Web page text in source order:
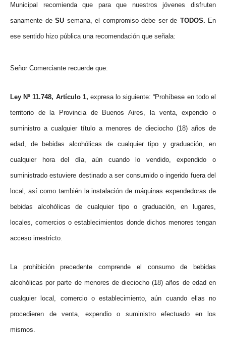
Municipal recomienda que para que nuestros jóvenes disfruten
sanamente de SU semana, el compromiso debe ser de TODOS. En
ese sentido hizo pública una recomendación que señala:
Señor Comerciante recuerde que:
Ley Nº 11.748, Artículo 1, expresa lo siguiente: “Prohíbese en todo el
territorio de la Provincia de Buenos Aires, la venta, expendio o
suministro a cualquier título a menores de dieciocho (18) años de
edad, de bebidas alcohólicas de cualquier tipo y graduación, en
cualquier hora del día, aún cuando lo vendido, expendido o
suministrado estuviere destinado a ser consumido o ingerido fuera del
local, así como también la instalación de máquinas expendedoras de
bebidas alcohólicas de cualquier tipo o graduación, en lugares,
locales, comercios o establecimientos donde dichos menores tengan
acceso irrestricto.
La prohibición precedente comprende el consumo de bebidas
alcohólicas por parte de menores de dieciocho (18) años de edad en
cualquier local, comercio o establecimiento, aún cuando ellas no
procedieren de venta, expendio o suministro efectuado en los
mismos.